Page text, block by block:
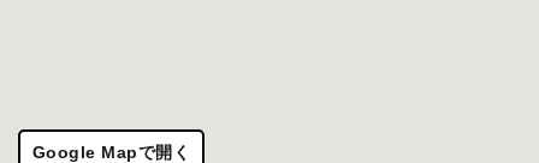
Google Mapで開く